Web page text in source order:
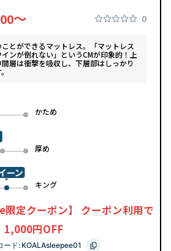
〜 0
とができるマットレス。「マットレス
ンが倒れない」というCMが印象的！上
層は衝撃を吸収し、下層部はしっかり
かため
4
4 厚め
5
5
ーン
キング
6
限定クーポン】 クーポン利用で
1,000円OFF
ード: KOALAsleepee01